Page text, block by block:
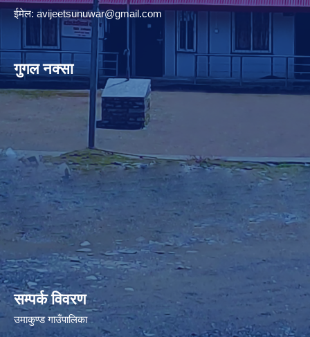
ईमेल: avijeetsunuwar@gmail.com
गुगल नक्सा
premium bootstrap themes
सम्पर्क विवरण
उमाकुण्ड गाउँपालिका